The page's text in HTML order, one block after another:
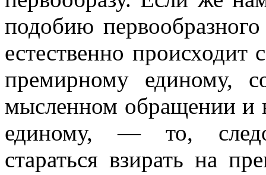
подобию
естественно
премирному единому,
мысленном обращении и
единому, — то,
стараться взирать на